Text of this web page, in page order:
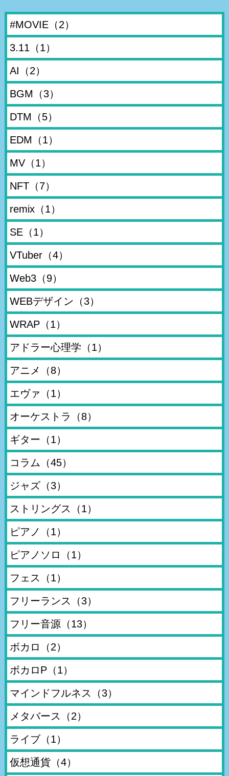
#MOVIE（2）
3.11 （1）
AI （2）
BGM （3）
DTM （5）
EDM （1）
MV（1）
NFT（7）
remix（1）
SE（1）
VTuber（4）
Web3（9）
WEBデザイン （3）
WRAP（1）
アドラー心理学 （1）
アニメ （8）
エヴァ （1）
オーケストラ （8）
ギター （1）
コラム （45）
ジャズ（3）
ストリングス （1）
ピアノ （1）
ピアノソロ （1）
フェス （1）
フリーランス （3）
フリー音源（13）
ボカロ （2）
ボカロP（1）
マインドフルネス （3）
メタバース （2）
ライブ（1）
仮想通貨（4）